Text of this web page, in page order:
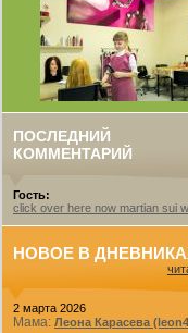
ПОСЛЕДНИЙ
КОММЕНТАРИЙ
Гость:
click over here now martian sui
НОВОЕ В
2 марта 2026
Мама: Леона Карасева